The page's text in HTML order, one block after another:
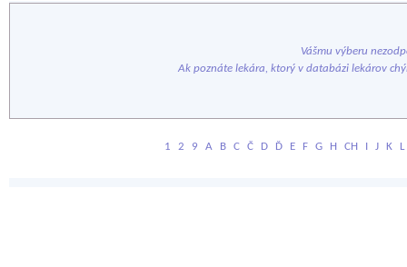
Vášmu výberu
Ak poznáte lekára, ktorý v databázi lekárov
1 2 9 A B C Č D Ď E F G H CH I J K L